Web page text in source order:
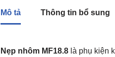
Mô tả Thông tin bổ sung
Nẹp nhôm MF18.8 là phụ kiện